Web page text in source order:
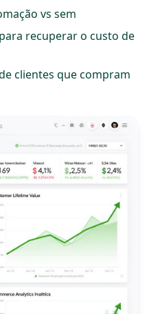
vs sem
recuperar o custo de
clientes que compram